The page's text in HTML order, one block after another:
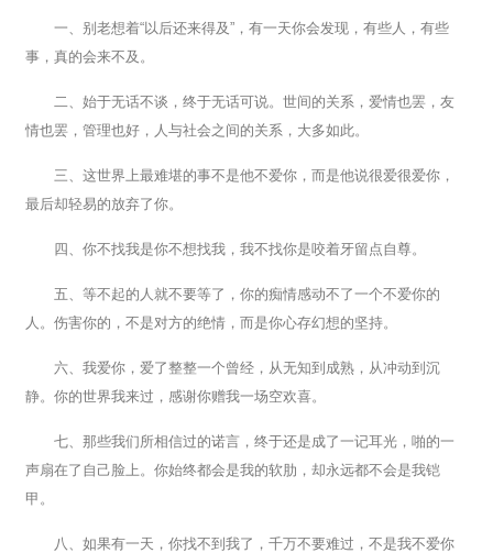
一、别老想着“以后还来得及”，有一天你会发现，有些人，有些
事，真的会来不及。
二、始于无话不谈，终于无话可说。世间的关系，爱情也罢，友
情也罢，管理也好，人与社会之间的关系，大多如此。
三、这世界上最难堪的事不是他不爱你，而是他说很爱很爱你，
最后却轻易的放弃了你。
四、你不找我是你不想找我，我不找你是咬着牙留点自尊。
五、等不起的人就不要等了，你的痴情感动不了一个不爱你的
人。伤害你的，不是对方的绝情，而是你心存幻想的坚持。
六、我爱你，爱了整整一个曾经，从无知到成熟，从冲动到沉
静。你的世界我来过，感谢你赠我一场空欢喜。
七、那些我们所相信过的诺言，终于还是成了一记耳光，啪的一
声扇在了自己脸上。你始终都会是我的软肋，却永远都不会是我铠
甲。
八、如果有一天，你找不到我了，千万不要难过，不是我不爱你